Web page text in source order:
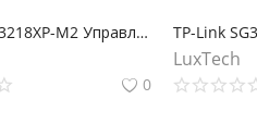
TP-Link SG3218XP-M2 Управляемый коммутатор Omada уровня 2+ с 16 портами 2,5 Гбит/с (8 портов PoE+) и 2 портами SFP+
0
LuxTech